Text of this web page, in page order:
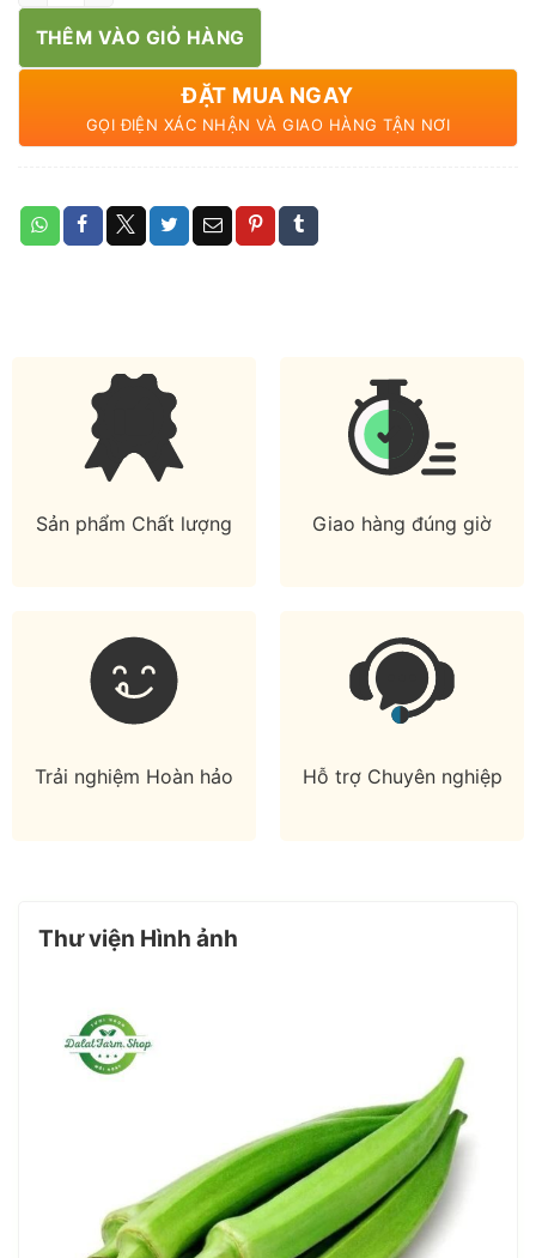
THÊM VÀO GIỎ HÀNG
ĐẶT MUA NGAY
GỌI ĐIỆN XÁC NHẬN VÀ GIAO HÀNG TẬN NƠI
Sản phẩm Chất lượng Giao hàng đúng giờ
Trải nghiệm Hoàn hảo Hỗ trợ Chuyên nghiệp
Thư viện Hình ảnh